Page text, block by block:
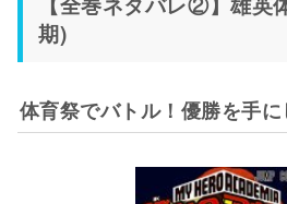
期)
体育祭でバトル！優勝を手